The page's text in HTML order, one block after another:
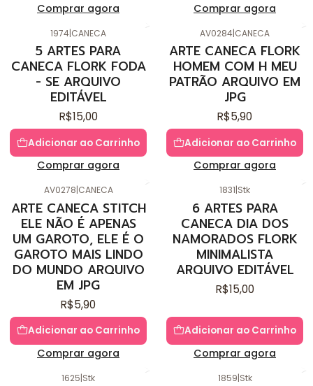
Comprar agora Comprar agora
1974|CANECA
5 ARTES PARA
CANECA FLORK FODA
- SE ARQUIVO
EDITÁVEL
R$15,00
Adicionar ao Carrinho
Comprar agora
AV0284|CANECA
ARTE CANECA FLORK
HOMEM COM H MEU
PATRÃO ARQUIVO EM
JPG
R$5,90
Adicionar ao Carrinho
Comprar agora
AV0278|CANECA
ARTE CANECA STITCH
ELE NÃO É APENAS
UM GAROTO, ELE É O
GAROTO MAIS LINDO
DO MUNDO ARQUIVO
EM JPG
R$5,90
Adicionar ao Carrinho
Comprar agora
1831|Stk
6 ARTES PARA
CANECA DIA DOS
NAMORADOS FLORK
MINIMALISTA
ARQUIVO EDITÁVEL
R$15,00
Adicionar ao Carrinho
Comprar agora
1625|Stk 1859|Stk